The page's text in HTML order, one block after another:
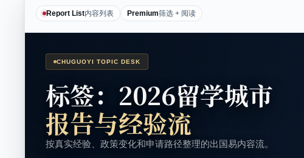
Report List内容列表 Premium筛选 + 阅读
CHUGUOYI TOPIC DESK
标签：2026留学城市
报告与经验流
按真实经验、政策变化和申请路径整理的出国易内容流。